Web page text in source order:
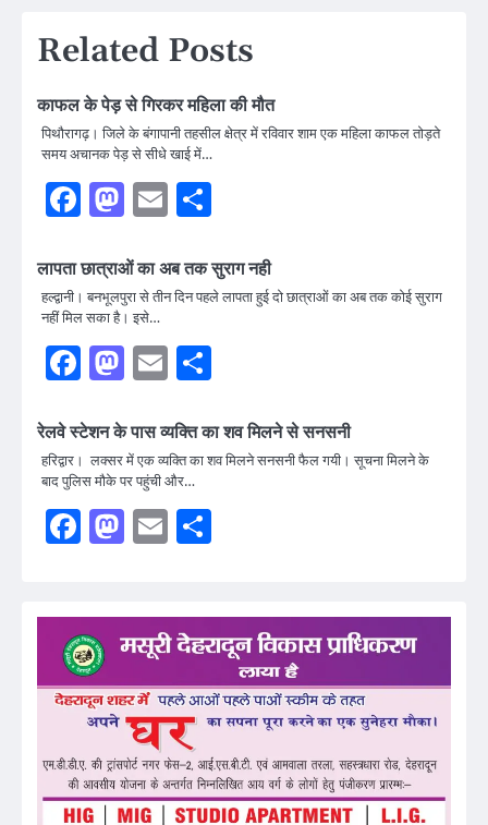
Related Posts
काफल के पेड़ से गिरकर महिला की मौत
पिथौरागढ़। जिले के बंगापानी तहसील क्षेत्र में रविवार शाम एक महिला काफल तोड़ते
समय अचानक पेड़ से सीधे खाई में…
Facebook
Mastodon
Email
लापता छात्राओं का अब तक सुराग नही
हल्द्वानी। बनभूलपुरा से तीन दिन पहले लापता हुई दो छात्राओं का अब तक कोई सुराग
नहीं मिल सका है। इसे…
Facebook
Mastodon
Email
रेलवे स्टेशन के पास व्यक्ति का शव मिलने से सनसनी
हरिद्वार। लक्सर में एक व्यक्ति का शव मिलने सनसनी फैल गयी। सूचना मिलने के
बाद पुलिस मौके पर पहुंची और…
Facebook
Mastodon
Email